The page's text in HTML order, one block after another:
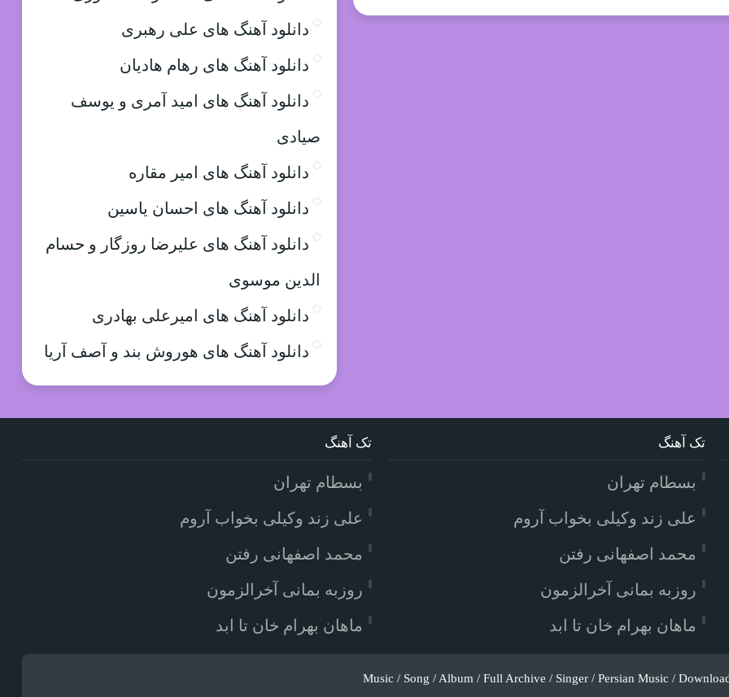
دانلود آهنگ های علی رهبری
دانلود آهنگ های رهام هادیان
دانلود آهنگ های امید آمری و یوسف
صیادی
دانلود آهنگ های امیر مقاره
دانلود آهنگ های احسان یاسین
دانلود آهنگ های علیرضا روزگار و حسام
الدین موسوی
دانلود آهنگ های امیرعلی بهادری
دانلود آهنگ های هوروش بند و آصف آریا
تک آهنگ
بسطام تهران
علی زند وکیلی بخواب آروم
محمد اصفهانی رفتن
روزبه بمانی آخرالزمون
ماهان بهرام خان تا ابد
تک آهنگ
بسطام تهران
علی زند وکیلی بخواب آروم
محمد اصفهانی رفتن
روزبه بمانی آخرالزمون
ماهان بهرام خان تا ابد
Music / Song / Album / Full Archive / Singer / Persian Music /